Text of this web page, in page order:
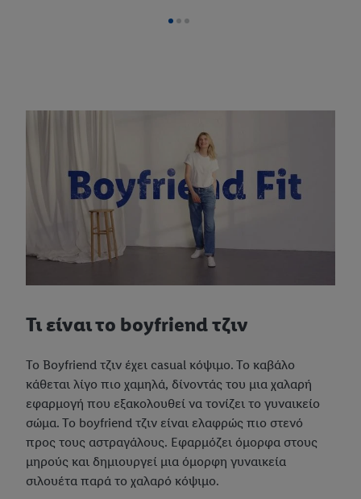
Τι είναι το boyfriend τζιν
Το Boyfriend τζιν έχει casual κόψιμο. Το καβάλο
κάθεται λίγο πιο χαμηλά, δίνοντάς του μια χαλαρή
εφαρμογή που εξακολουθεί να τονίζει το γυναικείο
σώμα. Το boyfriend τζιν είναι ελαφρώς πιο στενό
προς τους αστραγάλους. Εφαρμόζει όμορφα στους
μηρούς και δημιουργεί μια όμορφη γυναικεία
σιλουέτα παρά το χαλαρό κόψιμο.